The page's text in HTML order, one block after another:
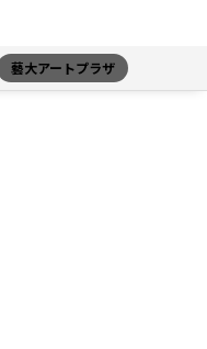
藝大アートプラザ